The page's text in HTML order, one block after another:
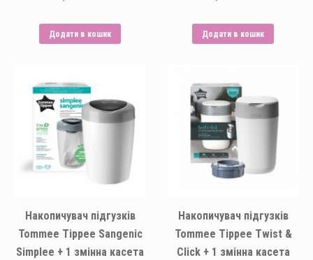
Додати в кошик Додати в кошик
Накопичувач підгузків
Tommee Tippee Sangenic
Simplee + 1 змінна касета
Накопичувач підгузків
Tommee Tippee Twist &
Click + 1 змінна касета